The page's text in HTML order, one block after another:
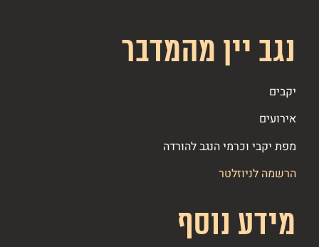
נגב יין מהמדבר
יקבים
אירועים
מפת יקבי וכרמי הנגב להורדה
הרשמה לניוזלטר
מידע נוסף